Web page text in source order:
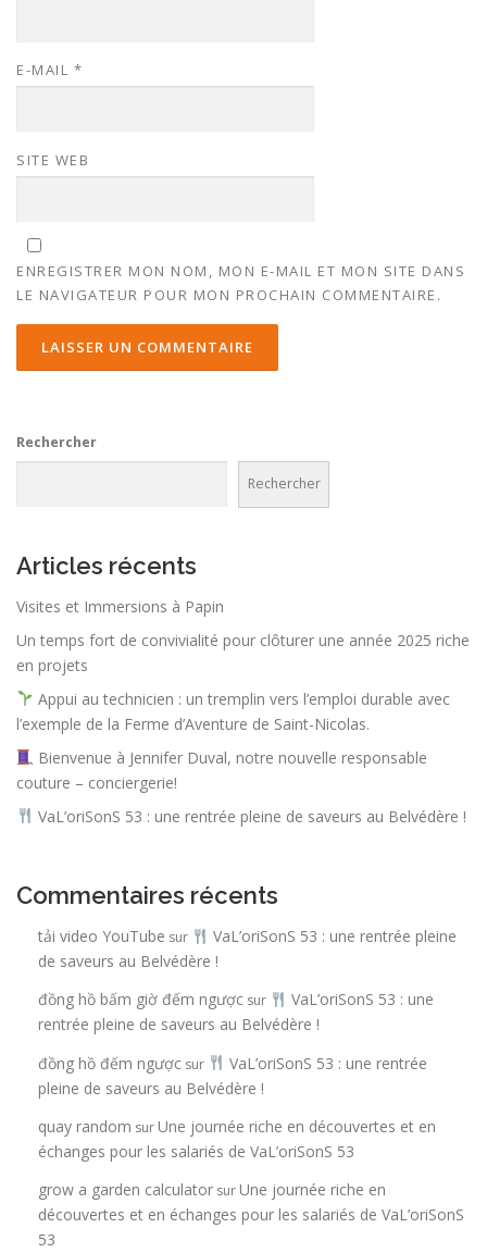
E-MAIL *
SITE WEB
ENREGISTRER MON NOM, MON E-MAIL ET MON SITE DANS
LE NAVIGATEUR POUR MON PROCHAIN COMMENTAIRE.
Rechercher
Rechercher
Articles récents
Visites et Immersions à Papin
Un temps fort de convivialité pour clôturer une année 2025 riche
en projets
Appui au technicien : un tremplin vers l’emploi durable avec
l’exemple de la Ferme d’Aventure de Saint-Nicolas.
Bienvenue à Jennifer Duval, notre nouvelle responsable
couture – conciergerie!
VaL’oriSonS 53 : une rentrée pleine de saveurs au Belvédère !
Commentaires récents
tải video YouTube sur
VaL’oriSonS 53 : une rentrée pleine
de saveurs au Belvédère !
đồng hồ bấm giờ đếm ngược sur
VaL’oriSonS 53 : une
rentrée pleine de saveurs au Belvédère !
đồng hồ đếm ngược sur
VaL’oriSonS 53 : une rentrée
pleine de saveurs au Belvédère !
quay random surUne journée riche en découvertes et en
échanges pour les salariés de VaL’oriSonS 53
grow a garden calculator surUne journée riche en
découvertes et en échanges pour les salariés de VaL’oriSonS
53